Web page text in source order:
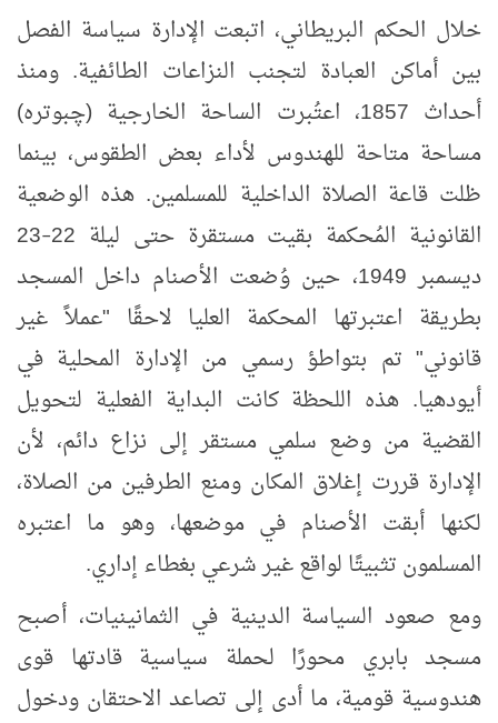
خلال الحكم البريطاني، اتبعت الإدارة سياسة الفصل
بين أماكن العبادة لتجنب النزاعات الطائفية. ومنذ
أحداث 1857، اعتُبرت الساحة الخارجية (چبوتره)
مساحة متاحة للهندوس لأداء بعض الطقوس، بينما
ظلت قاعة الصلاة الداخلية للمسلمين. هذه الوضعية
القانونية المُحكمة بقيت مستقرة حتى ليلة 22
–
23
ديسمبر 1949، حين وُضعت الأصنام داخل المسجد
بطريقة اعتبرتها المحكمة العليا لاحقًا "عملاً غير
قانوني" تم بتواطؤ رسمي من الإدارة المحلية في
أيودهيا. هذه اللحظة كانت البداية الفعلية لتحويل
القضية من وضع سلمي مستقر إلى نزاع دائم، لأن
الإدارة قررت إغلاق المكان ومنع الطرفين من الصلاة،
لكنها أبقت الأصنام في موضعها، وهو ما اعتبره
المسلمون تثبيتًا لواقع غير شرعي بغطاء إداري.
ومع صعود السياسة الدينية في الثمانينيات، أصبح
مسجد بابري محورًا لحملة سياسية قادتها قوى
هندوسية قومية، ما أدى إلى تصاعد الاحتقان ودخول